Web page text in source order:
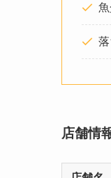
店舗情